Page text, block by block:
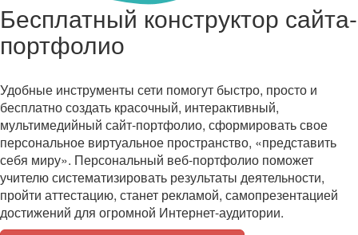
Бесплатный конструктор сайта-
портфолио
Удобные инструменты сети помогут быстро, просто и
бесплатно создать красочный, интерактивный,
мультимедийный сайт-портфолио, сформировать свое
персональное виртуальное пространство, «представить
себя миру». Персональный веб-портфолио поможет
учителю систематизировать результаты деятельности,
пройти аттестацию, станет рекламой, самопрезентацией
достижений для огромной Интернет-аудитории.